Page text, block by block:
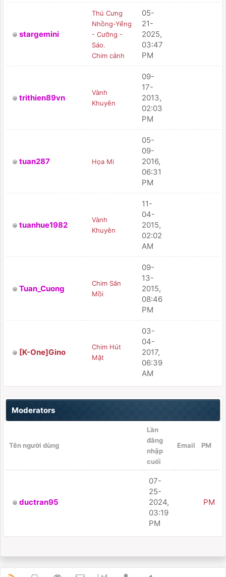
stargemini
Thú Cưng
Nhồng-Yểng
- Cưỡng -
Sáo.
Chim cảnh
05-
21-
2025,
03:47
PM
trithien89vn
Vành
Khuyên
09-
17-
2013,
02:03
PM
tuan287 Họa Mi
05-
09-
2016,
06:31
PM
tuanhue1982
Vành
Khuyên
11-
04-
2015,
02:02
AM
Tuan_Cuong
Chim Săn
Mồi
09-
13-
2015,
08:46
PM
[K-One]Gino
Chim Hút
Mật
03-
04-
2017,
06:39
AM
Moderators
Tên người dùng
Lần
đăng
nhập
cuối
Email PM
ductran95
07-
25-
2024,
03:19
PM
PM